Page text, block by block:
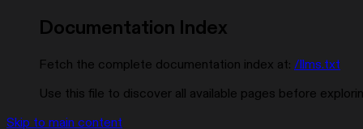
Documentation Index
Fetch the complete documentation index at: /llms.txt
Use this file to discover all available pages before
Skip to main content